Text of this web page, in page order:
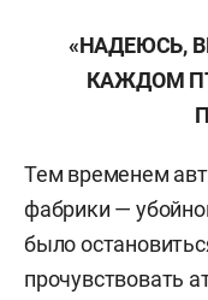
«НАДЕЮСЬ,
КАЖДОМ
Тем временем
фабрики —
было
прочувствовать